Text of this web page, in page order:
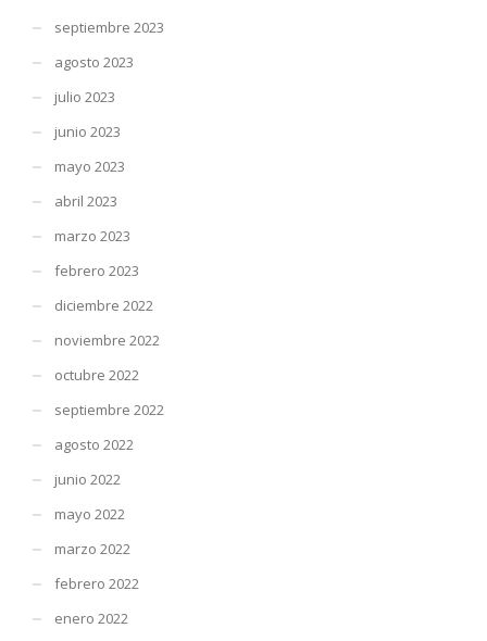
septiembre 2023
agosto 2023
julio 2023
junio 2023
mayo 2023
abril 2023
marzo 2023
febrero 2023
diciembre 2022
noviembre 2022
octubre 2022
septiembre 2022
agosto 2022
junio 2022
mayo 2022
marzo 2022
febrero 2022
enero 2022